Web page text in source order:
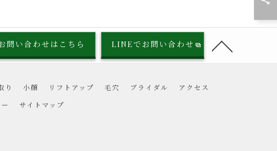
問い合わせはこちら LINEでお問い合わせ
り 小顔 リフトアップ 毛穴 ブライダル
アクセス
サイトマップ